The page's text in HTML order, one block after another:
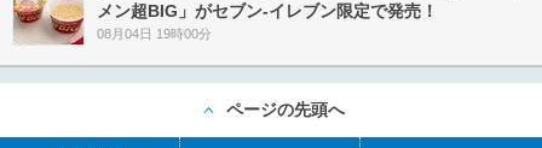
メン超BIG」がセブン‐イレブン限定で発売！
08月04日 19時00分
ページの先頭へ